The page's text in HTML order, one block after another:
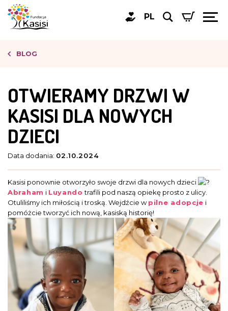
PL
BLOG
OTWIERAMY DRZWI W
KASISI DLA NOWYCH
DZIECI
Data dodania: 02.10.2024
Kasisi ponownie otworzyło swoje drzwi dla nowych dzieci
Abraham i Luyando trafili pod naszą opiekę prosto z ulicy.
Otuliliśmy ich miłością i troską. Wejdźcie wpilne adopcje i
pomóżcie tworzyć ich nową, kasiską historię!